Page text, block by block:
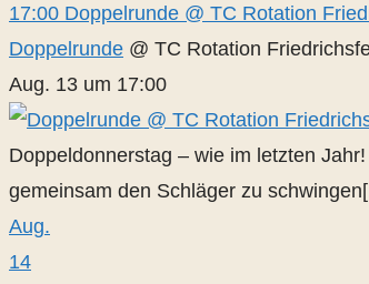
17:00 Doppelrunde @ TC Rotation
Doppelrunde @ TC Rotation
Aug. 13 um 17:00
Doppeldonnerstag – wie im letzten
gemeinsam den Schläger zu
Aug.
14